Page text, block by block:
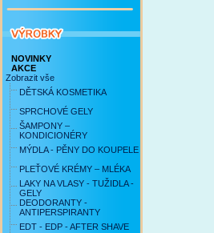
NOVINKY
AKCE
Zobrazit vše
DĚTSKÁ KOSMETIKA
SPRCHOVÉ GELY
ŠAMPONY –
KONDICIONÉRY
MÝDLA - PĚNY DO KOUPELE
PLEŤOVÉ KRÉMY – MLÉKA
LAKY NA VLASY - TUŽIDLA -
GELY
DEODORANTY -
ANTIPERSPIRANTY
EDT - EDP - AFTER SHAVE